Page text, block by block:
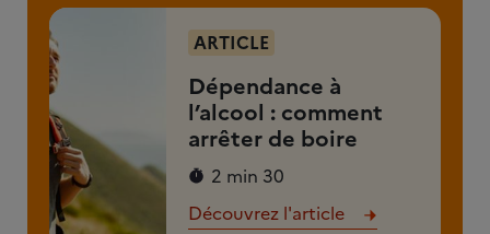
ARTICLE
Dépendance à
l’alcool : comment
arrêter de boire
2 min 30
Découvrez l'article